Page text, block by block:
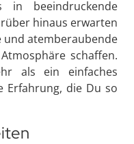
in beeindruckende
hinaus erwarten
und atemberaubende
schaffen.
als ein einfaches
Erfahrung, die Du so